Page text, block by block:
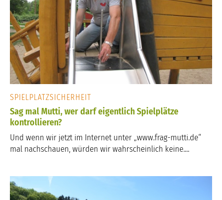
SPIELPLATZSICHERHEIT
Sag mal Mutti, wer darf eigentlich Spielplätze
kontrollieren?
Und wenn wir jetzt im Internet unter „www.frag-mutti.de“
mal nachschauen, würden wir wahrscheinlich keine....